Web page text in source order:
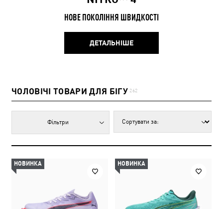
НОВЕ ПОКОЛІННЯ ШВИДКОСТІ
ДЕТАЛЬНІШЕ
ЧОЛОВІЧІ ТОВАРИ ДЛЯ БІГУ 262
Фільтри
НОВИНКА НОВИНКА